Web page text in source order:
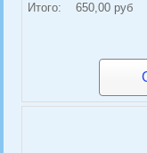
Итого:
650,00 руб